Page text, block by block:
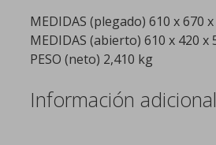
MEDIDAS (plegado) 610 x 670
MEDIDAS (abierto) 610 x 420 x
PESO (neto) 2,410 kg
Información adicional